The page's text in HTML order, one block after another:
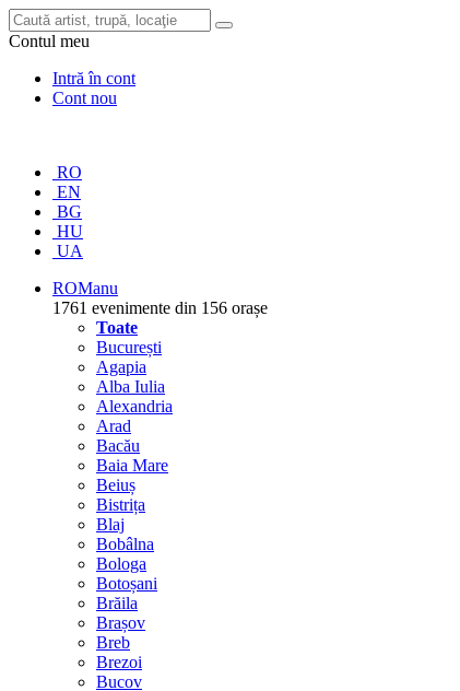
Contul meu
Intră în cont
Cont nou
RO
EN
BG
HU
UA
ROManu
1761 evenimente din 156 orașe
Toate
București
Agapia
Alba Iulia
Alexandria
Arad
Bacău
Baia Mare
Beiuș
Bistrița
Blaj
Bobâlna
Bologa
Botoșani
Brăila
Brașov
Breb
Brezoi
Bucov